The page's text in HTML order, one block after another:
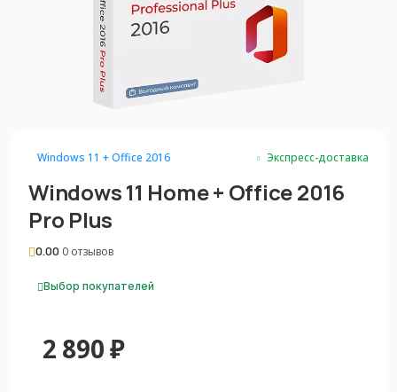
Windows 11 + Office 2016 Экспресс-доставка
Windows 11 Home + Office 2016
Pro Plus
0.00 0 отзывов
Выбор покупателей
2 890₽